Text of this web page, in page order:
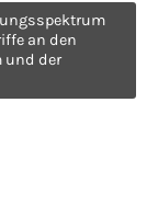
Aenean
et
an den
und der